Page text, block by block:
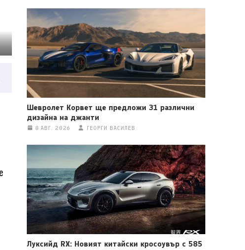
Шевролет Корвет ще предложи 31 различни
дизайна на джанти
8 АВГ. 2026 ГЕОРГИ ВАСИЛЕВ
Луксийд RX: Новият китайски кросоувър с 585